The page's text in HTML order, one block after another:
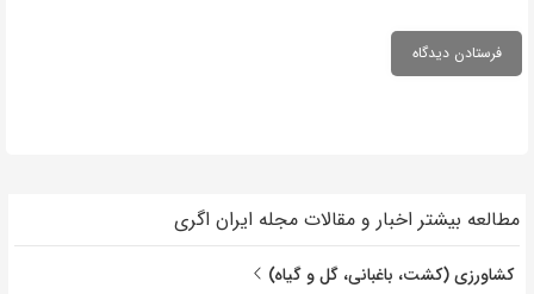
مطالعه بیشتر اخبار و مقالات مجله ایران اگری
کشاورزی (کشت، باغبانی، گل و گیاه)